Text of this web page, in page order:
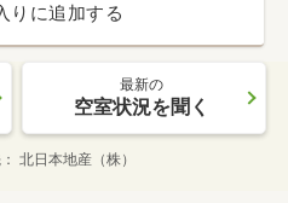
りに追加する
最新の
空室状況を聞く
北日本地産（株）